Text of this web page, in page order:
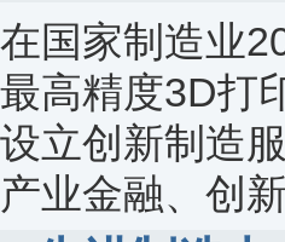
在国家制造业
最高精度3D打
设立创新制造
产业金融、创